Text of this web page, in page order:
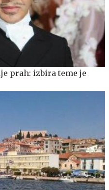
prah: izbira teme je